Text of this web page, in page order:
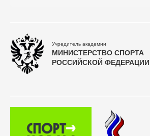
Учредитель академии
МИНИСТЕРСТВО СПОРТА
РОССИЙСКОЙ ФЕДЕРАЦИИ